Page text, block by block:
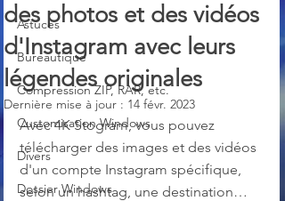
Astuces
Bureautique
Compression ZIP, RAR, etc.
Customisation Windows
Divers
Dossier Windows
des photos et des vidéos
d'Instagram avec leurs
légendes originales
Dernière mise à jour : 14 févr. 2023
Avec 4K Stogram, vous pouvez
télécharger des images et des vidéos
d'un compte Instagram spécifique,
selon un hashtag, une destination…